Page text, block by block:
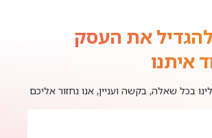
את העסק
איתנו
בכל שאלה, בקשה ועניין, אנו נחזור אליכם